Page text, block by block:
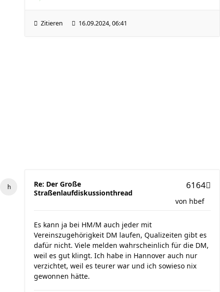
Zitieren 16.09.2024, 06:41
Re: Der Große
Straßenlaufdiskussionthread
6164
von hbef
Es kann ja bei HM/M auch jeder mit
Vereinszugehörigkeit DM laufen, Qualizeiten gibt es
dafür nicht. Viele melden wahrscheinlich für die DM,
weil es gut klingt. Ich habe in Hannover auch nur
verzichtet, weil es teurer war und ich sowieso nix
gewonnen hätte.